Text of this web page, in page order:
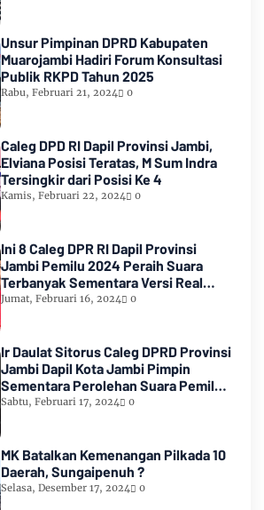
Unsur Pimpinan DPRD Kabupaten
Muarojambi Hadiri Forum Konsultasi
Publik RKPD Tahun 2025
Rabu, Februari 21, 2024 0
Caleg DPD RI Dapil Provinsi Jambi,
Elviana Posisi Teratas, M Sum Indra
Tersingkir dari Posisi Ke 4
Kamis, Februari 22, 2024 0
Ini 8 Caleg DPR RI Dapil Provinsi
Jambi Pemilu 2024 Peraih Suara
Terbanyak Sementara Versi Real
Count KPU RI
Jumat, Februari 16, 2024 0
Ir Daulat Sitorus Caleg DPRD Provinsi
Jambi Dapil Kota Jambi Pimpin
Sementara Perolehan Suara Pemilu
2024
Sabtu, Februari 17, 2024 0
MK Batalkan Kemenangan Pilkada 10
Daerah, Sungaipenuh ?
Selasa, Desember 17, 2024 0